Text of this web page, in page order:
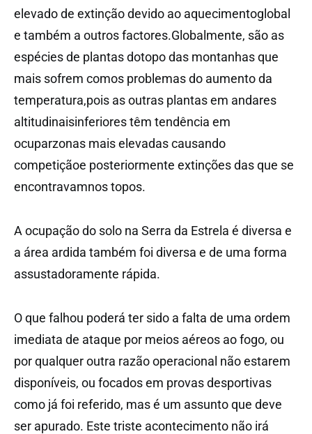
elevado de extinção devido ao aquecimentoglobal
e também a outros factores.Globalmente, são as
espécies de plantas dotopo das montanhas que
mais sofrem comos problemas do aumento da
temperatura,pois as outras plantas em andares
altitudinaisinferiores têm tendência em
ocuparzonas mais elevadas causando
competiçãoe posteriormente extinções das que se
encontravamnos topos.
A ocupação do solo na Serra da Estrela é diversa e
a área ardida também foi diversa e de uma forma
assustadoramente rápida.
O que falhou poderá ter sido a falta de uma ordem
imediata de ataque por meios aéreos ao fogo, ou
por qualquer outra razão operacional não estarem
disponíveis, ou focados em provas desportivas
como já foi referido, mas é um assunto que deve
ser apurado. Este triste acontecimento não irá